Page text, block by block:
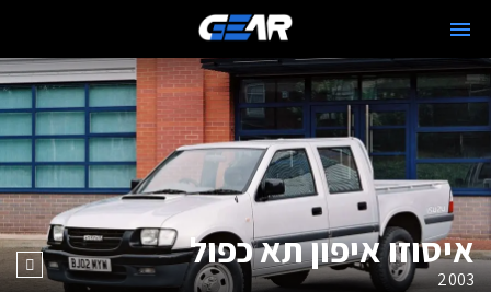
איסוזו איפון תא כפול
2003